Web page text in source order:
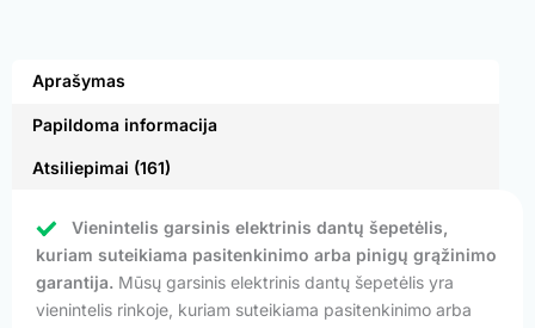
Aprašymas
Papildoma informacija
Atsiliepimai (161)
Vienintelis garsinis elektrinis dantų šepetėlis,
kuriam suteikiama pasitenkinimo arba pinigų grąžinimo
garantija. Mūsų garsinis elektrinis dantų šepetėlis yra
vienintelis rinkoje, kuriam suteikiama pasitenkinimo arba